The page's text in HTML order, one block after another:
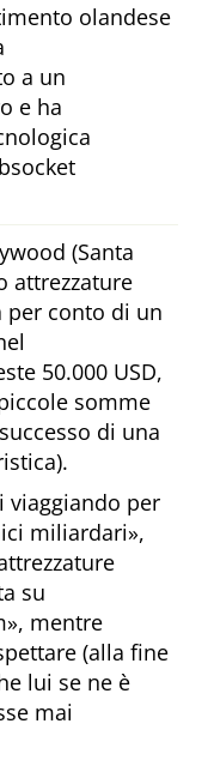
olandese
a un
e ha
(Santa
attrezzature
per conto di un
50.000 USD,
somme
di una
viaggiando per
miliardari ,
su
, mentre
(alla fine
lui se ne è
mai